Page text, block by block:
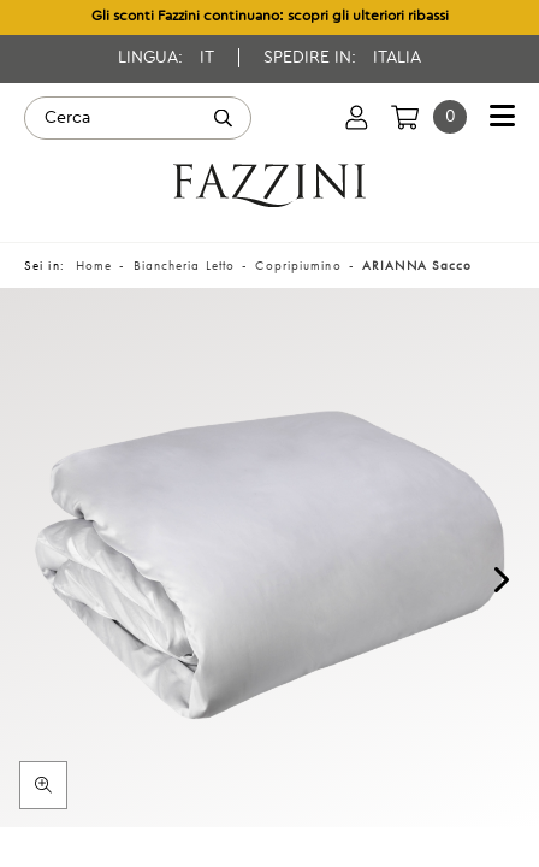
Gli sconti Fazzini continuano: scopri gli ulteriori ribassi
LINGUA: SPEDIRE IN: ITALIA
0
Sei in: Home Biancheria Letto Copripiumino ARIANNA Sacco